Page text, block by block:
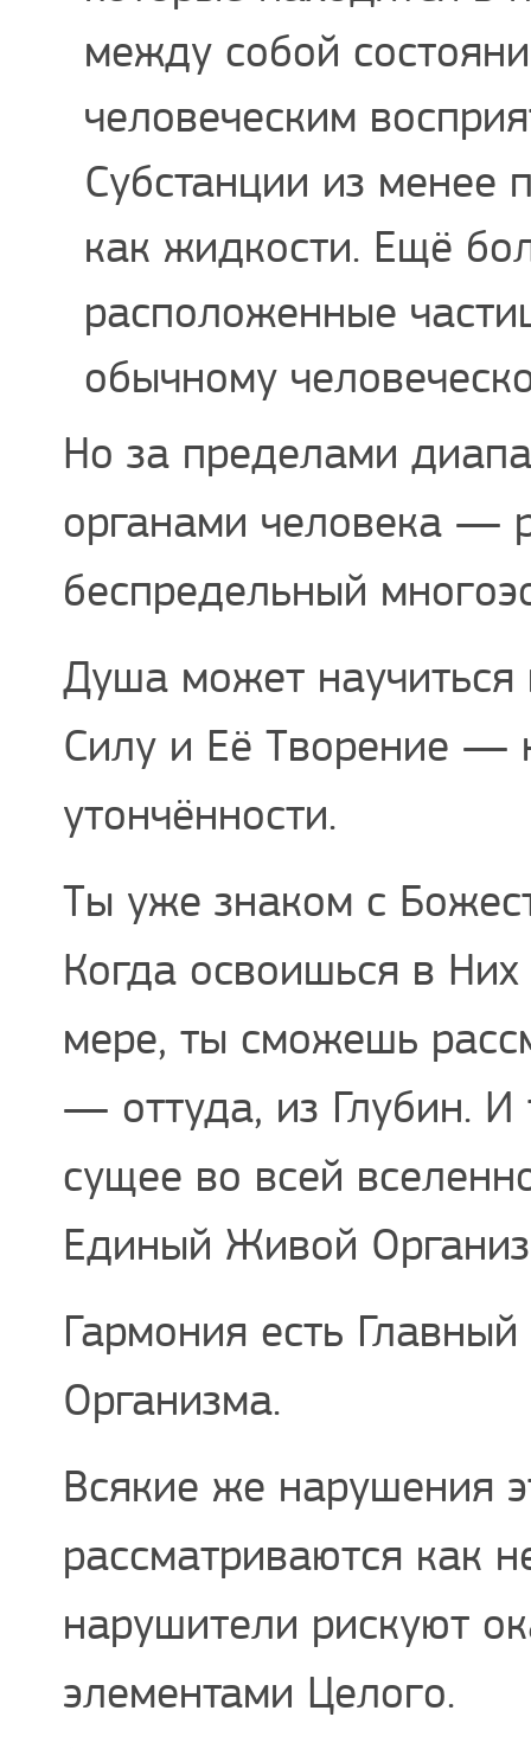
между собой
человеческим
Субстанции из менее
как жидкости. Ещё
расположенные
обычному
Но за пределами
органами человека —
беспредельный
Душа может
Силу и Её Творение —
утончённости.
Ты уже знаком с
Когда освоишься в
мере, ты сможешь
— оттуда, из Глубин. И
сущее во всей
Единый Живой
Гармония есть
Организма.
Всякие же нарушения
рассматриваются как
нарушители рискуют
элементами Целого.